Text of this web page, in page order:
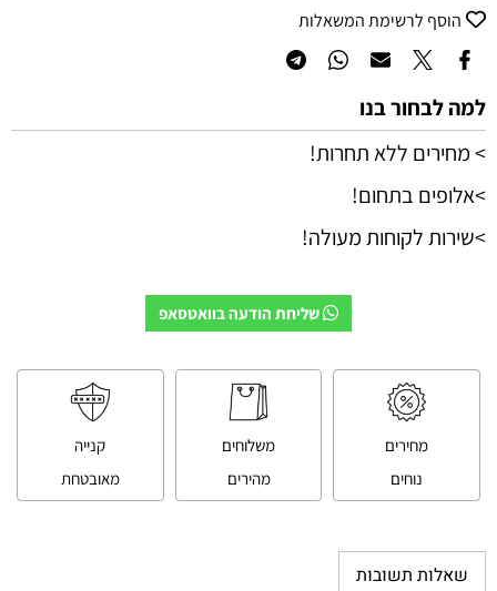
הוסף לרשימת המשאלות
למה לבחור בנו
> מחירים ללא תחרות!
>אלופים בתחום!
>שירות לקוחות מעולה!
שליחת הודעה בוואטסאפ
מחירים
נוחים
משלוחים
מהירים
קנייה
מאובטחת
שאלות תשובות